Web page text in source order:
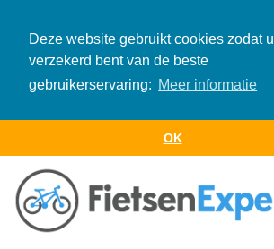
Deze website gebruikt cookies zodat u
verzekerd bent van de beste
gebruikerservaring: Meer informatie
OK